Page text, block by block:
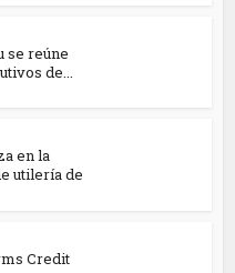
se reúne
de...
en la
utilería de
Credit